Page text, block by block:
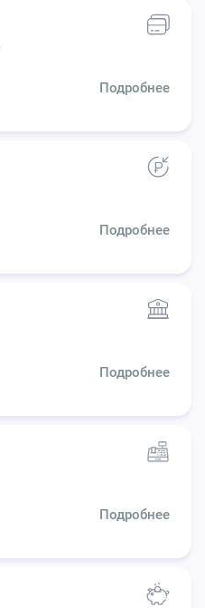
Подробнее
Подробнее
Подробнее
Подробнее